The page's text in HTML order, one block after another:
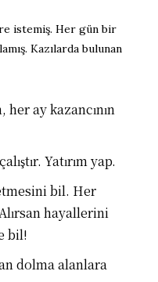
istemiş. Her gün bir
Kazılarda bulunan
her ay kazancının
Yatırım yap.
bil. Her
hayallerini
bil!
dolma alanlara